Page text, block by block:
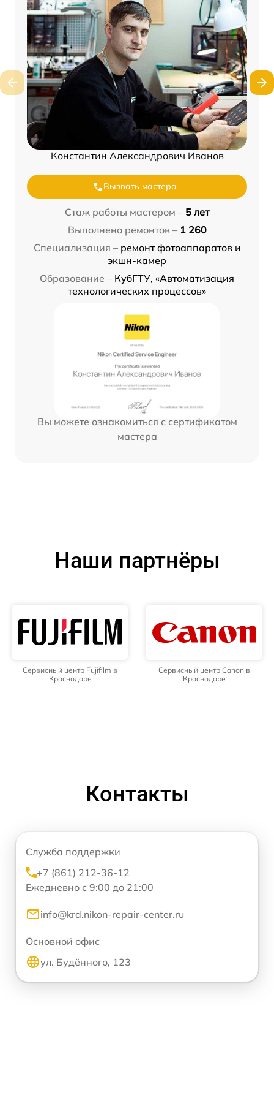
Константин Александрович Иванов
Вызвать мастера
Стаж работы мастером – 5 лет
Выполнено ремонтов – 1 260
Специализация – ремонт фотоаппаратов и
экшн-камер
Образование – КубГТУ, «Автоматизация
технологических процессов»
Вы можете ознакомиться с сертификатом
мастера
Наши партнёры
Сервисный центр Fujifilm в
Краснодаре
Сервисный центр Canon в
Краснодаре
Контакты
Служба поддержки
+7 (861) 212-36-12
Ежедневно с 9:00 до 21:00
info@krd.nikon-repair-center.ru
Основной офис
ул. Будённого, 123